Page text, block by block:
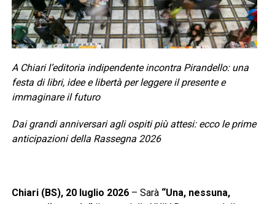
A Chiari l’editoria indipendente incontra Pirandello: una
festa di libri, idee e libertà per leggere il presente e
immaginare il futuro
Dai grandi anniversari agli ospiti più attesi: ecco le prime
anticipazioni della Rassegna 2026
Chiari (BS), 20 luglio 2026– Sarà “Una, nessuna,